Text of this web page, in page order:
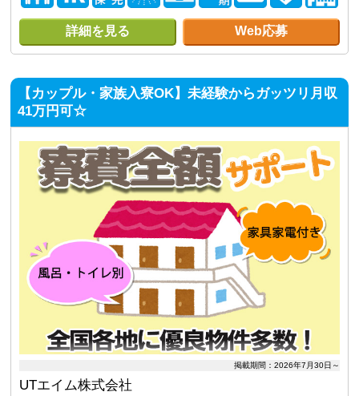
詳細を見る Web応募
【カップル・家族入寮OK】未経験からガッツリ月収
41万円可☆
掲載期間：2026年7月30日～
UTエイム株式会社